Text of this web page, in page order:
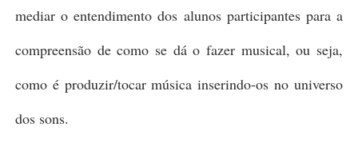
mediar o entendimento dos alunos participantes para a
compreensão de como se dá o fazer musical, ou seja,
como é produzir/tocar música inserindo-os no universo
dos sons.